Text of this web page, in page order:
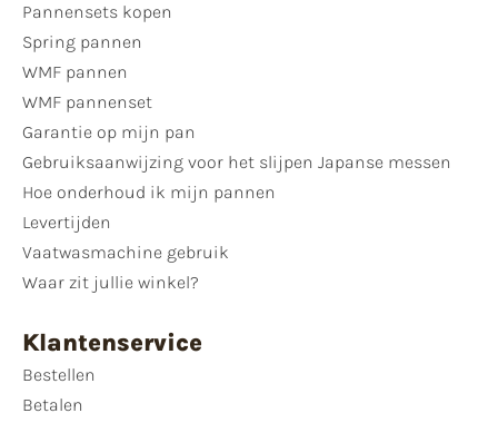
Pannensets kopen
Spring pannen
WMF pannen
WMF pannenset
Garantie op mijn pan
Gebruiksaanwijzing voor het slijpen Japanse messen
Hoe onderhoud ik mijn pannen
Levertijden
Vaatwasmachine gebruik
Waar zit jullie winkel?
Klantenservice
Bestellen
Betalen